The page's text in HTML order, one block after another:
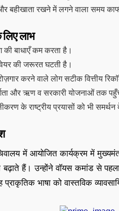
बहीखाता रखने में लगने वाला समय
लाभ
बाधाएँ कम करता है।
की जरूरत घटती है।
करने वाले लोग सटीक वित्तीय
और ऋण व सरकारी योजनाओं तक
के राष्ट्रीय प्रयासों को भी समर्थन
में आयोजित कार्यक्रम में
बढ़ाते हैं। उन्होंने वॉयस कमांड से
भाषा को वास्तविक